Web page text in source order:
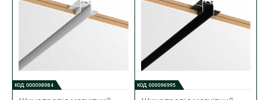
Шинопровід магнітний DTD врізний під гіпсокартон 12мм 1м
білий Violux ( 320021 ) основні х..
689.10 грн
ДО КОШИКА
КОД: 000098984 КОД: 000096995